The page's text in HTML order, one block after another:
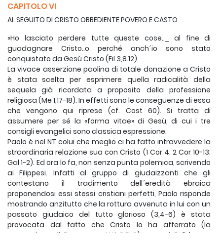
CAPITOLO VI
AL SEGUITO DI CRISTO OBBEDIENTE POVERO E CASTO
«Ho lasciato perdere tutte queste cose.._ al fine di
guadagnare Cristo..o perché anch´io sono stato
conquistato da Gesù Cristo (Fil 3,8.12).
La vivace asserzione paolina di totale donazione a Cristo
è stata scelta per esprimere quella radicalità della
sequela già ricordata a proposito della professione
religiosa (Me 1,17-18). In effetti sono le conseguenze di essa
che vengono qui riprese (cf. Cost 60). Si tratta di
assumere per sé la «forma vitae» di Gesù, di cui i tre
consigli evangelici sono classica espressione.
Paolo è nel NT colui che meglio ci ha fatto intravvedere la
straordinaria relazione sua con Cristo (1 Cor 4; 2 Cor 10-13;
Gal 1-2). Ed ora lo fa, non senza punta polemica, scrivendo
ai Filippesi. Infatti al gruppo di giudaizzanti che gli
contestano il tradimento dell´eredità ebraica
proponendosi essi stessi cristiani perfetti, Paolo risponde
mostrando anzitutto che la rottura avvenuta in lui con un
passato giudaico del tutto glorioso (3,4-6) è stata
provocata dal fatto che Cristo lo ha afferrato (la
conversione di Damasco, Atti 9,5-6), per cui Egli ha un